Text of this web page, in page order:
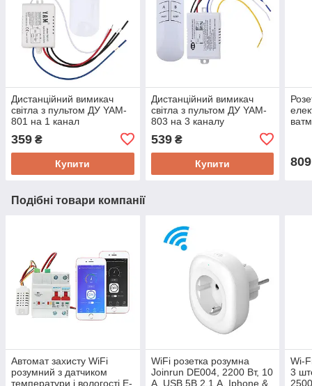
Дистанційний вимикач
світла з пультом ДУ YAM-
801 на 1 канал
359 ₴
Купити
Дистанційний вимикач
світла з пультом ДУ YAM-
803 на 3 каналу
539₴
Купити 809
Подібні товари компанії
Автомат захисту WiFi
розумний з датчиком
температури і вологості E-
WiFi розетка розумна
Joinrun DE004, 2200 Вт, 10
А, USB 5В 2.1 А, Iphone &
Wi-
3